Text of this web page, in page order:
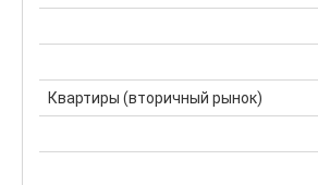
Квартиры (вторичный рынок)